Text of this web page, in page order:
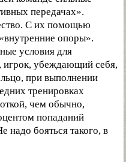
передачах».
С их помощью
опоры».
условия для
игрок, убеждающий себя,
при выполнении
тренировках
чем обычно,
попаданий
надо бояться такого, в